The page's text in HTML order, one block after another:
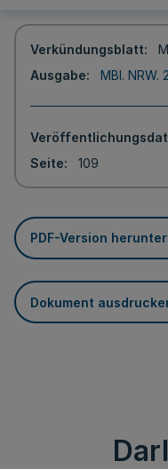
Verkündungsblatt
Ausgabe
MBl. NRW.
Seite
109
PDF-Version
Dokument